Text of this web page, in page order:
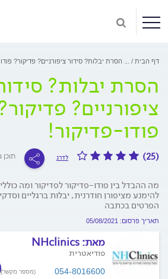
דף הבית הסרת יבלות? סידור ציפורניים? פדיקור?
הסרת יבלות?
ציפורניים?
פודו-פדיקור!
(25) לדרג תוכן
מה ההבדל בין פודו-פדיקור לפדיקור ומה
להימנע מציפורן חודרנית, יבלות ברגליים
הפרטים בכתבה
תאריך פרסום: 05/08/2021
מאת: NHclinics
פודיאטרית
054-8016600 (מספר מקשר)